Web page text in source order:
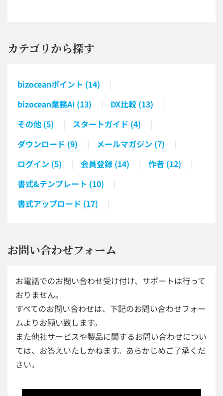
カテゴリから探す
bizoceanポイント (14)
bizocean業務AI (13)
DX比較 (13)
その他 (5)
スタートガイド (4)
ダウンロード (9)
メールマガジン (7)
ログイン (5)
会員登録 (14)
作者 (12)
書式&テンプレート (10)
書式アップロード (17)
お問い合わせフォーム
お電話でのお問い合わせ受け付け、サポートは行って
おりません。
すべてのお問い合わせは、下記のお問い合わせフォー
ムよりお願い致します。
また他社サービスや製品に関するお問い合わせについ
ては、お答えいたしかねます。あらかじめご了承くだ
さい。